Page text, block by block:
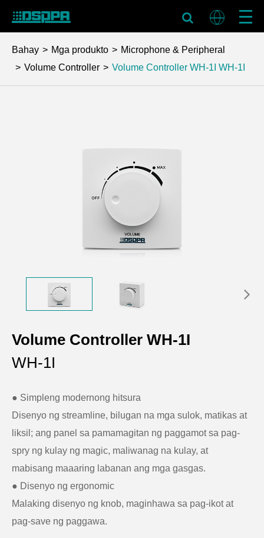
Bahay Mga produkto
Microphone & Peripheral
Volume Controller
Volume Controller WH-1I WH-1I
Volume Controller WH-1I
WH-1I
● Simpleng modernong hitsura
Disenyo ng streamline, bilugan na mga sulok, matikas at
liksil; ang panel sa pamamagitan ng paggamot sa pag-
spry ng kulay ng magic, maliwanag na kulay, at
mabisang maaaring labanan ang mga gasgas.
● Disenyo ng ergonomic
Malaking disenyo ng knob, maginhawa sa pag-ikot at
pag-save ng paggawa.